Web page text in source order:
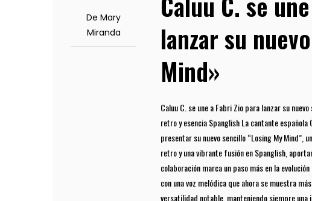
De Mary
Miranda
lanzar su
Mind»
Caluu C. se une a Fabri Zio para lanzar su
retro y esencia Spanglish La cantante
presentar su nuevo sencillo “Losing My Mind”,
retro y una vibrante fusión en Spanglish,
colaboración marca un paso más en la
con una voz melódica que ahora se muestra
versatilidad notable, manteniendo siempre